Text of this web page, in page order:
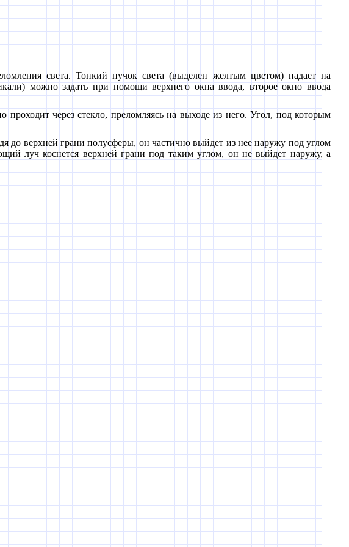
света. Тонкий пучок света (выделен желтым цветом) падает на
можно задать при помощи верхнего окна ввода, второе окно ввода
проходит через стекло, преломляясь на выходе из него. Угол, под которым
до верхней грани полусферы, он частично выйдет из нее наружу под углом
луч коснется верхней грани под таким углом, он не выйдет наружу, а